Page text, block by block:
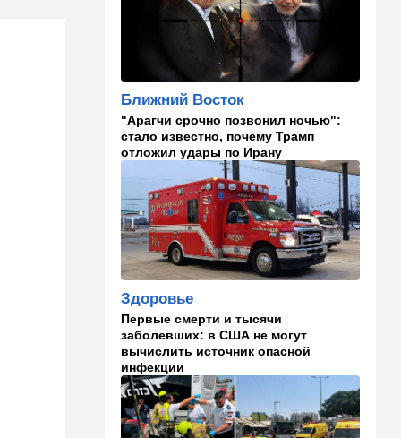
Израиль
Как будто знал: известного
израильского певца и поэта
раздавил собственный
автомобиль
20:37 Публицистика
Цена "эффективности":
почему новые правила ПДД
бьют по правам водителей
19:30 Транспорт
Пожилой водитель и
погибшая Диана: появилась
видеосъемка автобусного
ДТП в Ашкелоне
18:38 Транспорт
Подарок к праздникам:
американские авиалинии
снова летят в Израиль
18:19 Мнения
В Японии пока не приняты
Ближний Восток
"Арагчи срочно позвонил ночью":
стало известно, почему Трамп
отложил удары по Ирану
Здоровье
Первые смерти и тысячи
заболевших: в США не могут
вычислить источник опасной
инфекции